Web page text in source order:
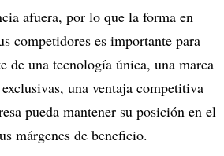
afuera, por lo que la forma en
competidores es importante para
de una tecnología única, una marca
una ventaja competitiva
pueda mantener su posición en el
márgenes de beneficio.